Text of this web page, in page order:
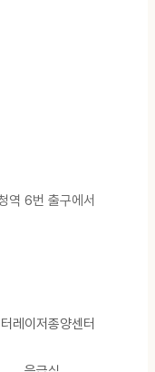
역 6번 출구에서
레이저종양센터